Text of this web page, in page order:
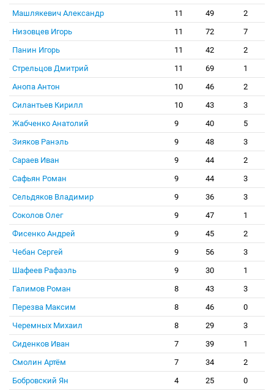
Машлякевич Александр
11 49
2
Низовцев Игорь
11 72
7
Панин Игорь
11 42
2
Стрельцов Дмитрий
11 69
1
Анопа Антон
10 46
2
Силантьев Кирилл
10 43
3
Жабченко Анатолий
9 40
5
Зияков Ранэль
9 48
3
Сараев Иван
9 44
2
Сафьян Роман
9 44
3
Сельдяков Владимир
9 36
3
Соколов Олег
9 47
1
Фисенко Андрей
9 45
2
Чебан Сергей
9 56
3
Шафеев Рафаэль
9 30
1
Галимов Роман
8 43
3
Перезва Максим
8 46
0
Черемных Михаил
8 29
3
Сиденков Иван
7 39
1
Смолин Артём
7 34
2
Бобровский Ян
4 25
0